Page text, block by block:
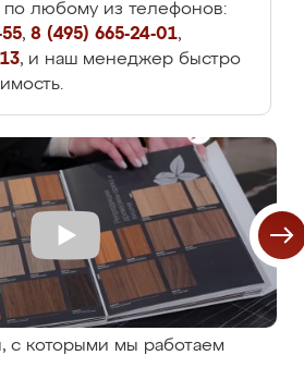
по любому из телефонов:
, 8 (495) 665-24-01,
, и наш менеджер быстро
с которыми мы работаем